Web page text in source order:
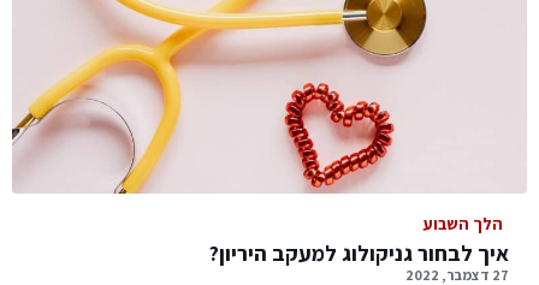
הלך השבוע
איך לבחור גניקולוג למעקב היריון?
27 דצמבר, 2022